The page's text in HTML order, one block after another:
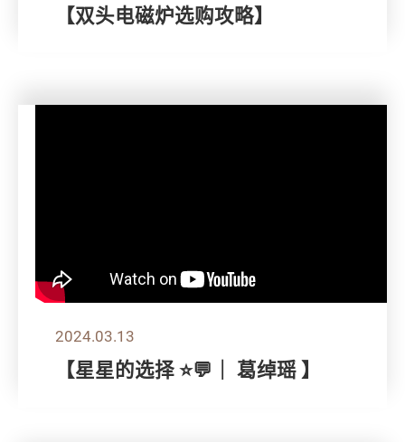
【双头电磁炉选购攻略】
2024.03.13
【星星的选择 ⭐💬｜ 葛绰瑶 】